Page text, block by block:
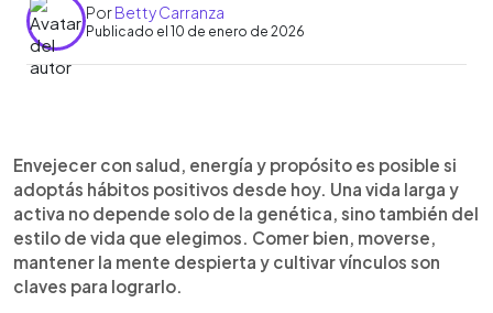
PorBetty Carranza
Publicado el 10 de enero de 2026
Escuchar artículo
Envejecer bien es posible si adoptamos hábitos
positivos desde hoy. La Organización Mundial de
la Salud promueve el envejecimiento saludable
como un proceso que mantiene la funcionalidad y
el bienestar en la vejez. Caminar, comer
equilibradamente, estimular la mente, mantener
relaciones sociales y tener una actitud positiva
Envejecer con salud, energía y propósito es posible si
adoptás hábitos positivos desde hoy. Una vida larga y
activa no depende solo de la genética, sino también del
estilo de vida que elegimos. Comer bien, moverse,
mantener la mente despierta y cultivar vínculos son
claves para lograrlo.